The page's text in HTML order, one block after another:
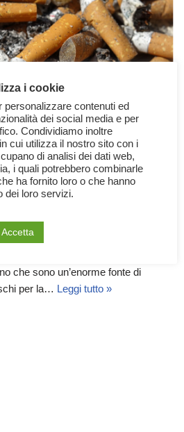
che sono un’enorme fonte di
per la… Leggi tutto »
i cookie
contenuti ed
dei social media e per
Condividiamo inoltre
cui utilizza il nostro sito con i
di analisi dei dati web,
i quali potrebbero combinarle
ha fornito loro o che hanno
dei loro servizi.
Accetta